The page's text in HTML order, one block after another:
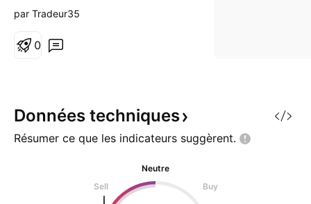
commence à passer les prix Elle
bonne semaine et après si elle
par Tradeur35
0
Données techniques
Résumer ce que les indicateurs suggèrent.
Neutre
Sell
Buy